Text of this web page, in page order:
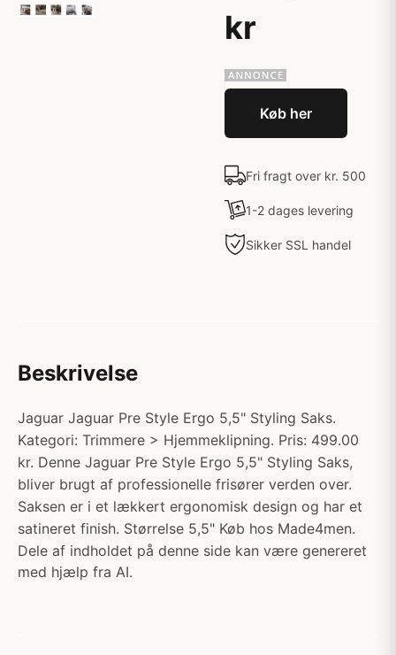
kr
Køb her
Fri fragt over kr. 500
1-2 dages levering
Sikker SSL handel
Beskrivelse
Jaguar Jaguar Pre Style Ergo 5,5" Styling Saks.
Kategori: Trimmere > Hjemmeklipning. Pris: 499.00
kr. Denne Jaguar Pre Style Ergo 5,5" Styling Saks,
bliver brugt af professionelle frisører verden over.
Saksen er i et lækkert ergonomisk design og har et
satineret finish. Størrelse 5,5" Køb hos Made4men.
Dele af indholdet på denne side kan være genereret
med hjælp fra AI.